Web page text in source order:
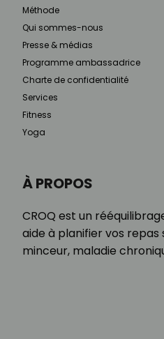
À PROPOS
CROQ est un
aide à planifier vos repas
minceur, maladie
Méthode
Qui sommes-nous
Presse & médias
Programme ambassadrice
Charte de confidentialité
Services
Fitness
Yoga